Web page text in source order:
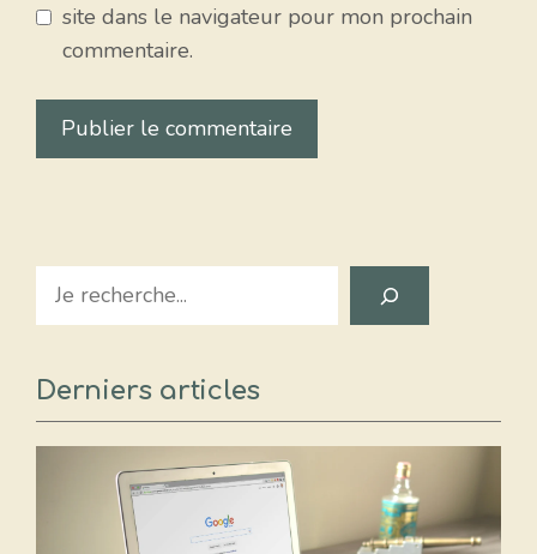
site dans le navigateur pour mon prochain
commentaire.
Search
Derniers articles